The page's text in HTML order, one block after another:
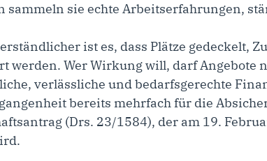
sammeln sie echte Arbeitserfahrungen,
ist es, dass Plätze gedeckelt,
werden. Wer Wirkung will, darf
verlässliche und bedarfsgerechte
bereits mehrfach für die
(Drs. 23/1584), der am 19.